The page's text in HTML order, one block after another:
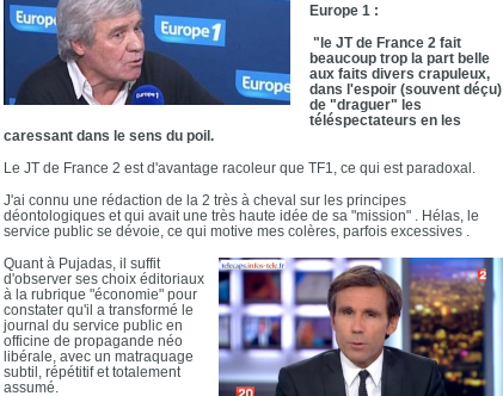
Europe 1 :
"le JT de France 2 fait
beaucoup trop la part belle
aux faits divers crapuleux,
dans l'espoir (souvent déçu)
de "draguer" les
téléspectateurs en les
caressant dans le sens du poil.
Le JT de France 2 est d'avantage racoleur que TF1, ce qui est paradoxal.
J'ai connu une rédaction de la 2 très à cheval sur les principes
déontologiques et qui avait une très haute idée de sa "mission" . Hélas, le
service public se dévoie, ce qui motive mes colères, parfois excessives .
Quant à Pujadas, il suffit
d'observer ses choix éditoriaux
à la rubrique "économie" pour
constater qu'il a transformé le
journal du service public en
officine de propagande néo
libérale, avec un matraquage
subtil, répétitif et totalement
assumé.